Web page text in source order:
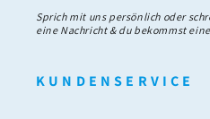
Sprich mit uns persönlich oder
eine Nachricht & du bekommst
K U N D E N S E R V I C E